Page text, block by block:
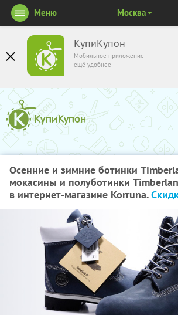
КупиКупон
Мобильное приложение
ещё удобнее
Меню Москва
Осенние и зимние ботинки
мокасины и полуботинки
в интернет-магазине Korruna.